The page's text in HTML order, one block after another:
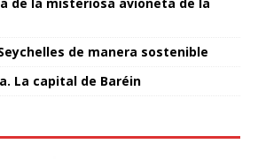
de la misteriosa avioneta de la
de manera sostenible
La capital de Baréin